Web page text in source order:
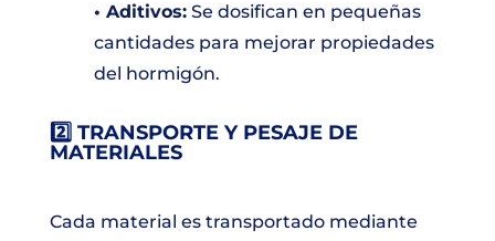
• Aditivos:Se dosifican en pequeñas
cantidades para mejorar propiedades
del hormigón.
2️⃣ TRANSPORTE Y PESAJE DE
MATERIALES
Cada material es transportado mediante